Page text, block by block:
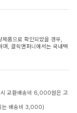
품으로 확인되었을 경우,
며, 클릭앤퍼니에서는 국내택
시 교환배송비 6,000원은 고
는 배송비 3,000)